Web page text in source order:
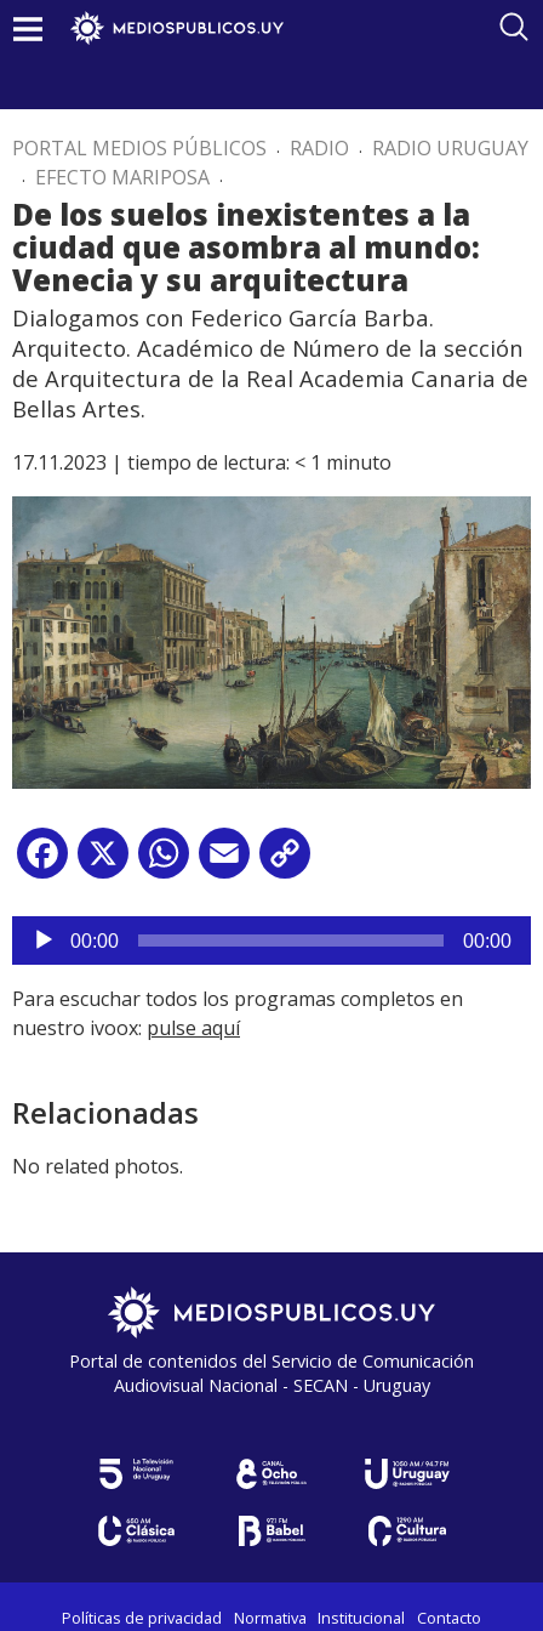
PORTAL MEDIOS PÚBLICOS . RADIO . RADIO URUGUAY
. EFECTO MARIPOSA .
De los suelos inexistentes a la
ciudad que asombra al mundo:
Venecia y su arquitectura
Dialogamos con Federico García Barba.
Arquitecto. Académico de Número de la sección
de Arquitectura de la Real Academia Canaria de
Bellas Artes.
17.11.2023 | tiempo de lectura: < 1 minuto
Facebook
X WhatsApp
Email
Reproductor
audio
00:00 00:00
Para escuchar todos los programas completos en
nuestro ivoox: pulse aquí
Relacionadas
No related photos.
Portal de contenidos del Servicio de Comunicación
Audiovisual Nacional - SECAN - Uruguay
Políticas de privacidad Normativa Institucional Contacto